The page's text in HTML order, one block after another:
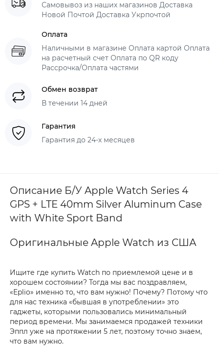
Самовывоз из наших магазинов Доставка
Новой Почтой Доставка Укрпочтой
Оплата
Наличными в магазине Оплата картой Оплата
на расчетный счет Оплата по QR коду
Рассрочка/Оплата частями
Обмен возврат
В течении 14 дней
Гарантия
Гарантия до 24-х месяцев
Описание Б/У Apple Watch Series 4
GPS + LTE 40mm Silver Aluminum Case
with White Sport Band
Оригинальные Apple Watch из США
Ищите где купить Watch по приемлемой цене и в
хорошем состоянии? Тогда мы вас поздравляем,
«Eplio» именно то, что вам нужно! Почему? Потому что
для нас техника «бывшая в употреблении» это
гаджеты, которыми пользовались минимальный
период времени. Мы занимаемся продажей техники
Эппл уже на протяжении 5 лет, поэтому точно знаем,
что вам нужно.